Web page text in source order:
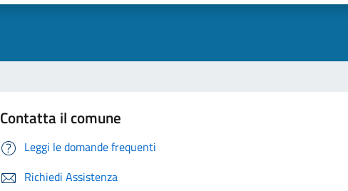
Contatta il comune
Leggi le domande frequenti
Richiedi Assistenza